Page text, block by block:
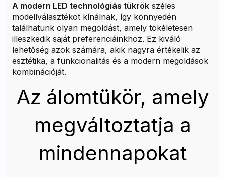
A modern LED technológiás tükrök széles
modellválasztékot kínálnak, így könnyedén
találhatunk olyan megoldást, amely tökéletesen
illeszkedik saját preferenciáinkhoz. Ez kiváló
lehetőség azok számára, akik nagyra értékelik az
esztétika, a funkcionalitás és a modern megoldások
kombinációját.
Az álomtükör, amely
megváltoztatja a
mindennapokat